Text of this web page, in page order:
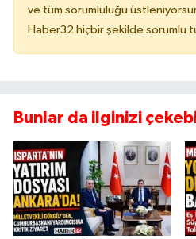
ve tüm sorumluluğu
Haber32 hiçbir şekilde sorumlu
Bunlar da ilginizi